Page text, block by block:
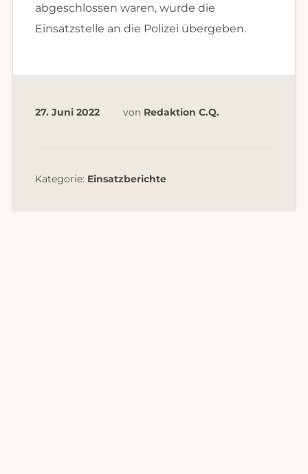
abgeschlossen waren, wurde die
Einsatzstelle an die Polizei übergeben.
27. Juni 2022 von Redaktion C.Q.
Kategorie: Einsatzberichte